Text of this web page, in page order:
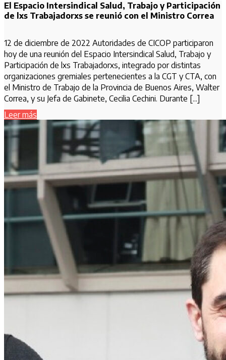
El Espacio Intersindical Salud, Trabajo y Participación
de lxs Trabajadorxs se reunió con el Ministro Correa
12 de diciembre de 2022 Autoridades de CICOP participaron
hoy de una reunión del Espacio Intersindical Salud, Trabajo y
Participación de lxs Trabajadorxs, integrado por distintas
organizaciones gremiales pertenecientes a la CGT y CTA, con
el Ministro de Trabajo de la Provincia de Buenos Aires, Walter
Correa, y su Jefa de Gabinete, Cecilia Cechini. Durante [...]
Leer más